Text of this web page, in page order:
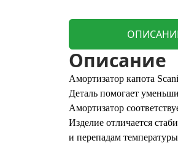
Описание
Амортизатор капота
Деталь помогает
Амортизатор
Изделие отличается
и перепадам